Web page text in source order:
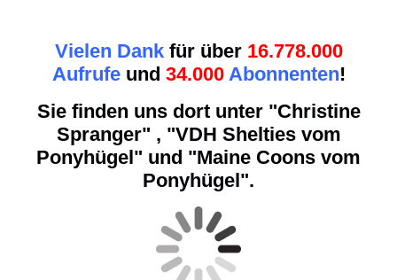
Vielen Dank für über 16.778.000
Aufrufe und 34.000Abonnenten!
Sie finden uns dort unter "Christine
Spranger" , "VDH Shelties vom
Ponyhügel" und "Maine Coons vom
Ponyhügel".